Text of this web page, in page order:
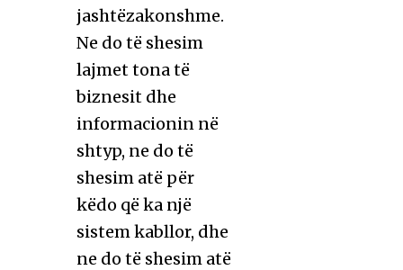
jashtëzakonshme.
Ne do të shesim
lajmet tona të
biznesit dhe
informacionin në
shtyp, ne do të
shesim atë për
këdo që ka një
sistem kabllor, dhe
ne do të shesim atë